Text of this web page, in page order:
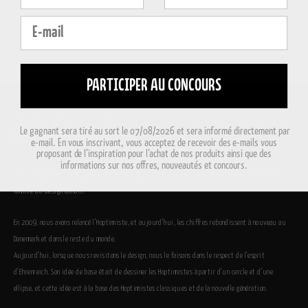
famille du design danois.
En 2009, nous avons relancé l’Hoptimiste, et aujourd’hui, les chiffres rebondissent à nouveau au
Danemark et dans le reste du monde.
Aujourd’hui, lorsque nous revisitons le design, nous le faisons dans le respect de l’esprit
d’Ehrenreich. Son idée de base était de dessiner les Hoptimistes à partir d’un cercle et d’une
ellipse, et cette idée est à la base des Hoptimistes classiques et de la nouvelle génération.
E-mail
PARTICIPER AU CONCOURS
Le gagnant sera tiré au sort le 07/08/2026 et sera informé directement par
e-mail. En vous inscrivant, vous acceptez de recevoir des e-mails vous
proposant de l’inspiration pour l’achat de nos produits ainsi que des
informations sur nos offres, nouveautés et concours.